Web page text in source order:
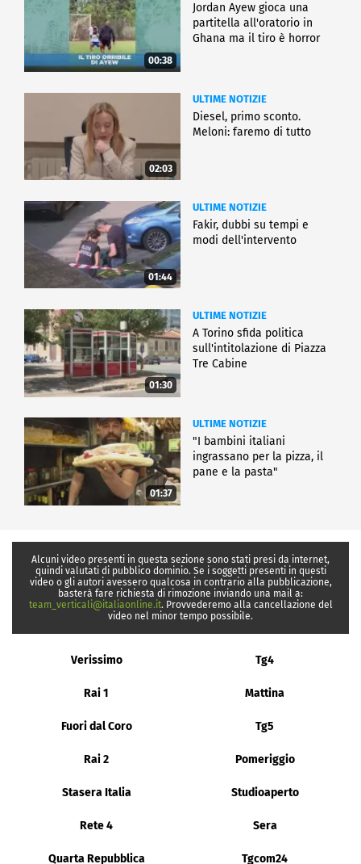
00:38
Jordan Ayew gioca una
partitella all'oratorio in
Ghana ma il tiro è horror
02:03
ULTIME NOTIZIE
Diesel, primo sconto.
Meloni: faremo di tutto
01:44
ULTIME NOTIZIE
Fakir, dubbi su tempi e
modi dell'intervento
01:30
ULTIME NOTIZIE
A Torino sfida politica
sull'intitolazione di Piazza
Tre Cabine
01:37
ULTIME NOTIZIE
"I bambini italiani
ingrassano per la pizza, il
pane e la pasta"
Alcuni video presenti in questa sezione sono stati presi da internet,
quindi valutati di pubblico dominio. Se i soggetti presenti in questi
video o gli autori avessero qualcosa in contrario alla pubblicazione,
basterà fare richiesta di rimozione inviando una mail a:
team_verticali@italiaonline.it. Provvederemo alla cancellazione del
video nel minor tempo possibile.
Verissimo Tg4
Rai 1 Mattina
Fuori dal Coro Tg5
Rai 2 Pomeriggio
Stasera Italia Studioaperto
Rete 4 Sera
Quarta Repubblica Tgcom24